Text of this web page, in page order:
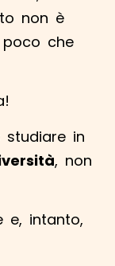
non è
che
studiare in
, non
e, intanto,